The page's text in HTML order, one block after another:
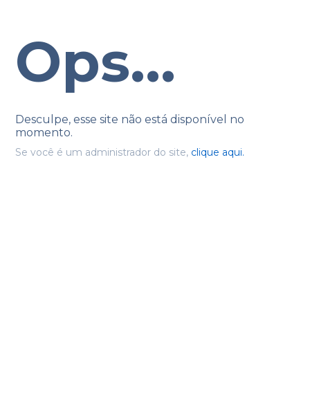
Ops...
Desculpe, esse site não está disponível no
momento.
Se você é um administrador do site, clique aqui.